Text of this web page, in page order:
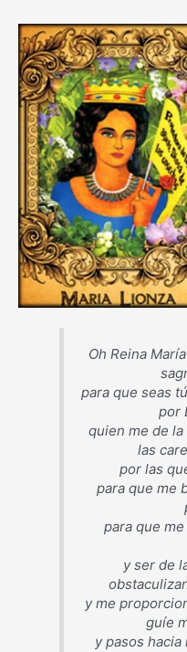
Oh Reina
para que seas
por
quien me de
las
por las
para que me
para que
y ser de
y me
guíe
y pasos hacia